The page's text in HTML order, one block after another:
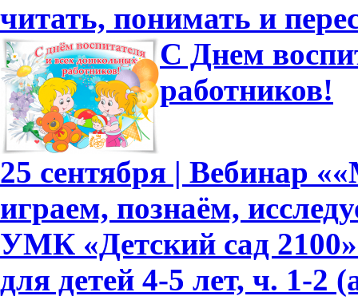
читать, понимать и
С Днем
работников!
25 сентября | Вебинар
играем, познаём,
УМК «Детский сад
для детей 4-5 лет, ч. 1-